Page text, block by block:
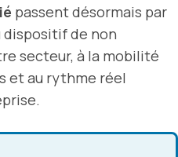
passent désormais par
dispositif de non
secteur, à la mobilité
et au rythme réel